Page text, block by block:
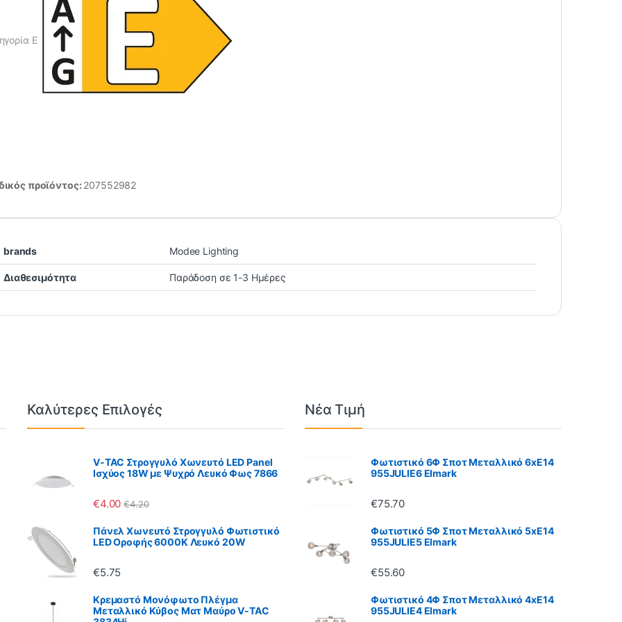
E
προϊόντος: 207552982
brands Modee Lighting
Διαθεσιμότητα Παράδοση σε 1-3 Ημέρες
Καλύτερες Επιλογές
V-TAC Στρογγυλό Χωνευτό LED Panel
Ισχύος 18W με Ψυχρό Λευκό Φως 7866
€4.00 €4.20
Πάνελ Χωνευτό Στρογγυλό Φωτιστικό
LED Οροφής 6000K Λευκό 20W
€5.75
Κρεμαστό Μονόφωτο Πλέγμα
Μεταλλικό Κύβος Ματ Μαύρο V-TAC
Νέα Τιμή
Φωτιστικό 6Φ Σποτ Μεταλλικό 6xE14
955JULIE6 Elmark
€75.70
Φωτιστικό 5Φ Σποτ Μεταλλικό 5xE14
955JULIE5 Elmark
€55.60
Φωτιστικό 4Φ Σποτ Μεταλλικό 4xE14
955JULIE4 Elmark